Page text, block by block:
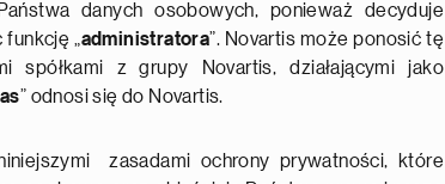
danych osobowych, ponieważ decyduje
funkcję „administratora”. Novartis może ponosić tę
spółkami z grupy Novartis, działającymi jako
” odnosi się do Novartis.
zasadami ochrony prywatności, które